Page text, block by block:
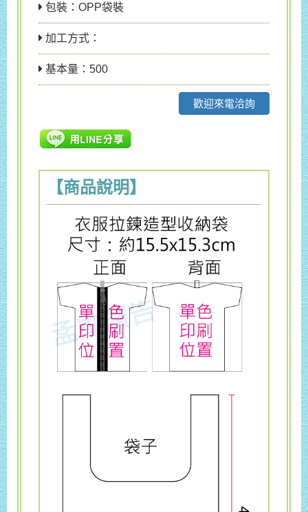
包裝：OPP袋裝
加工方式：
基本量：500
歡迎來電洽詢
【商品說明】